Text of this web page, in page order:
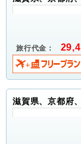
旅行代金：
滋賀県、京都府